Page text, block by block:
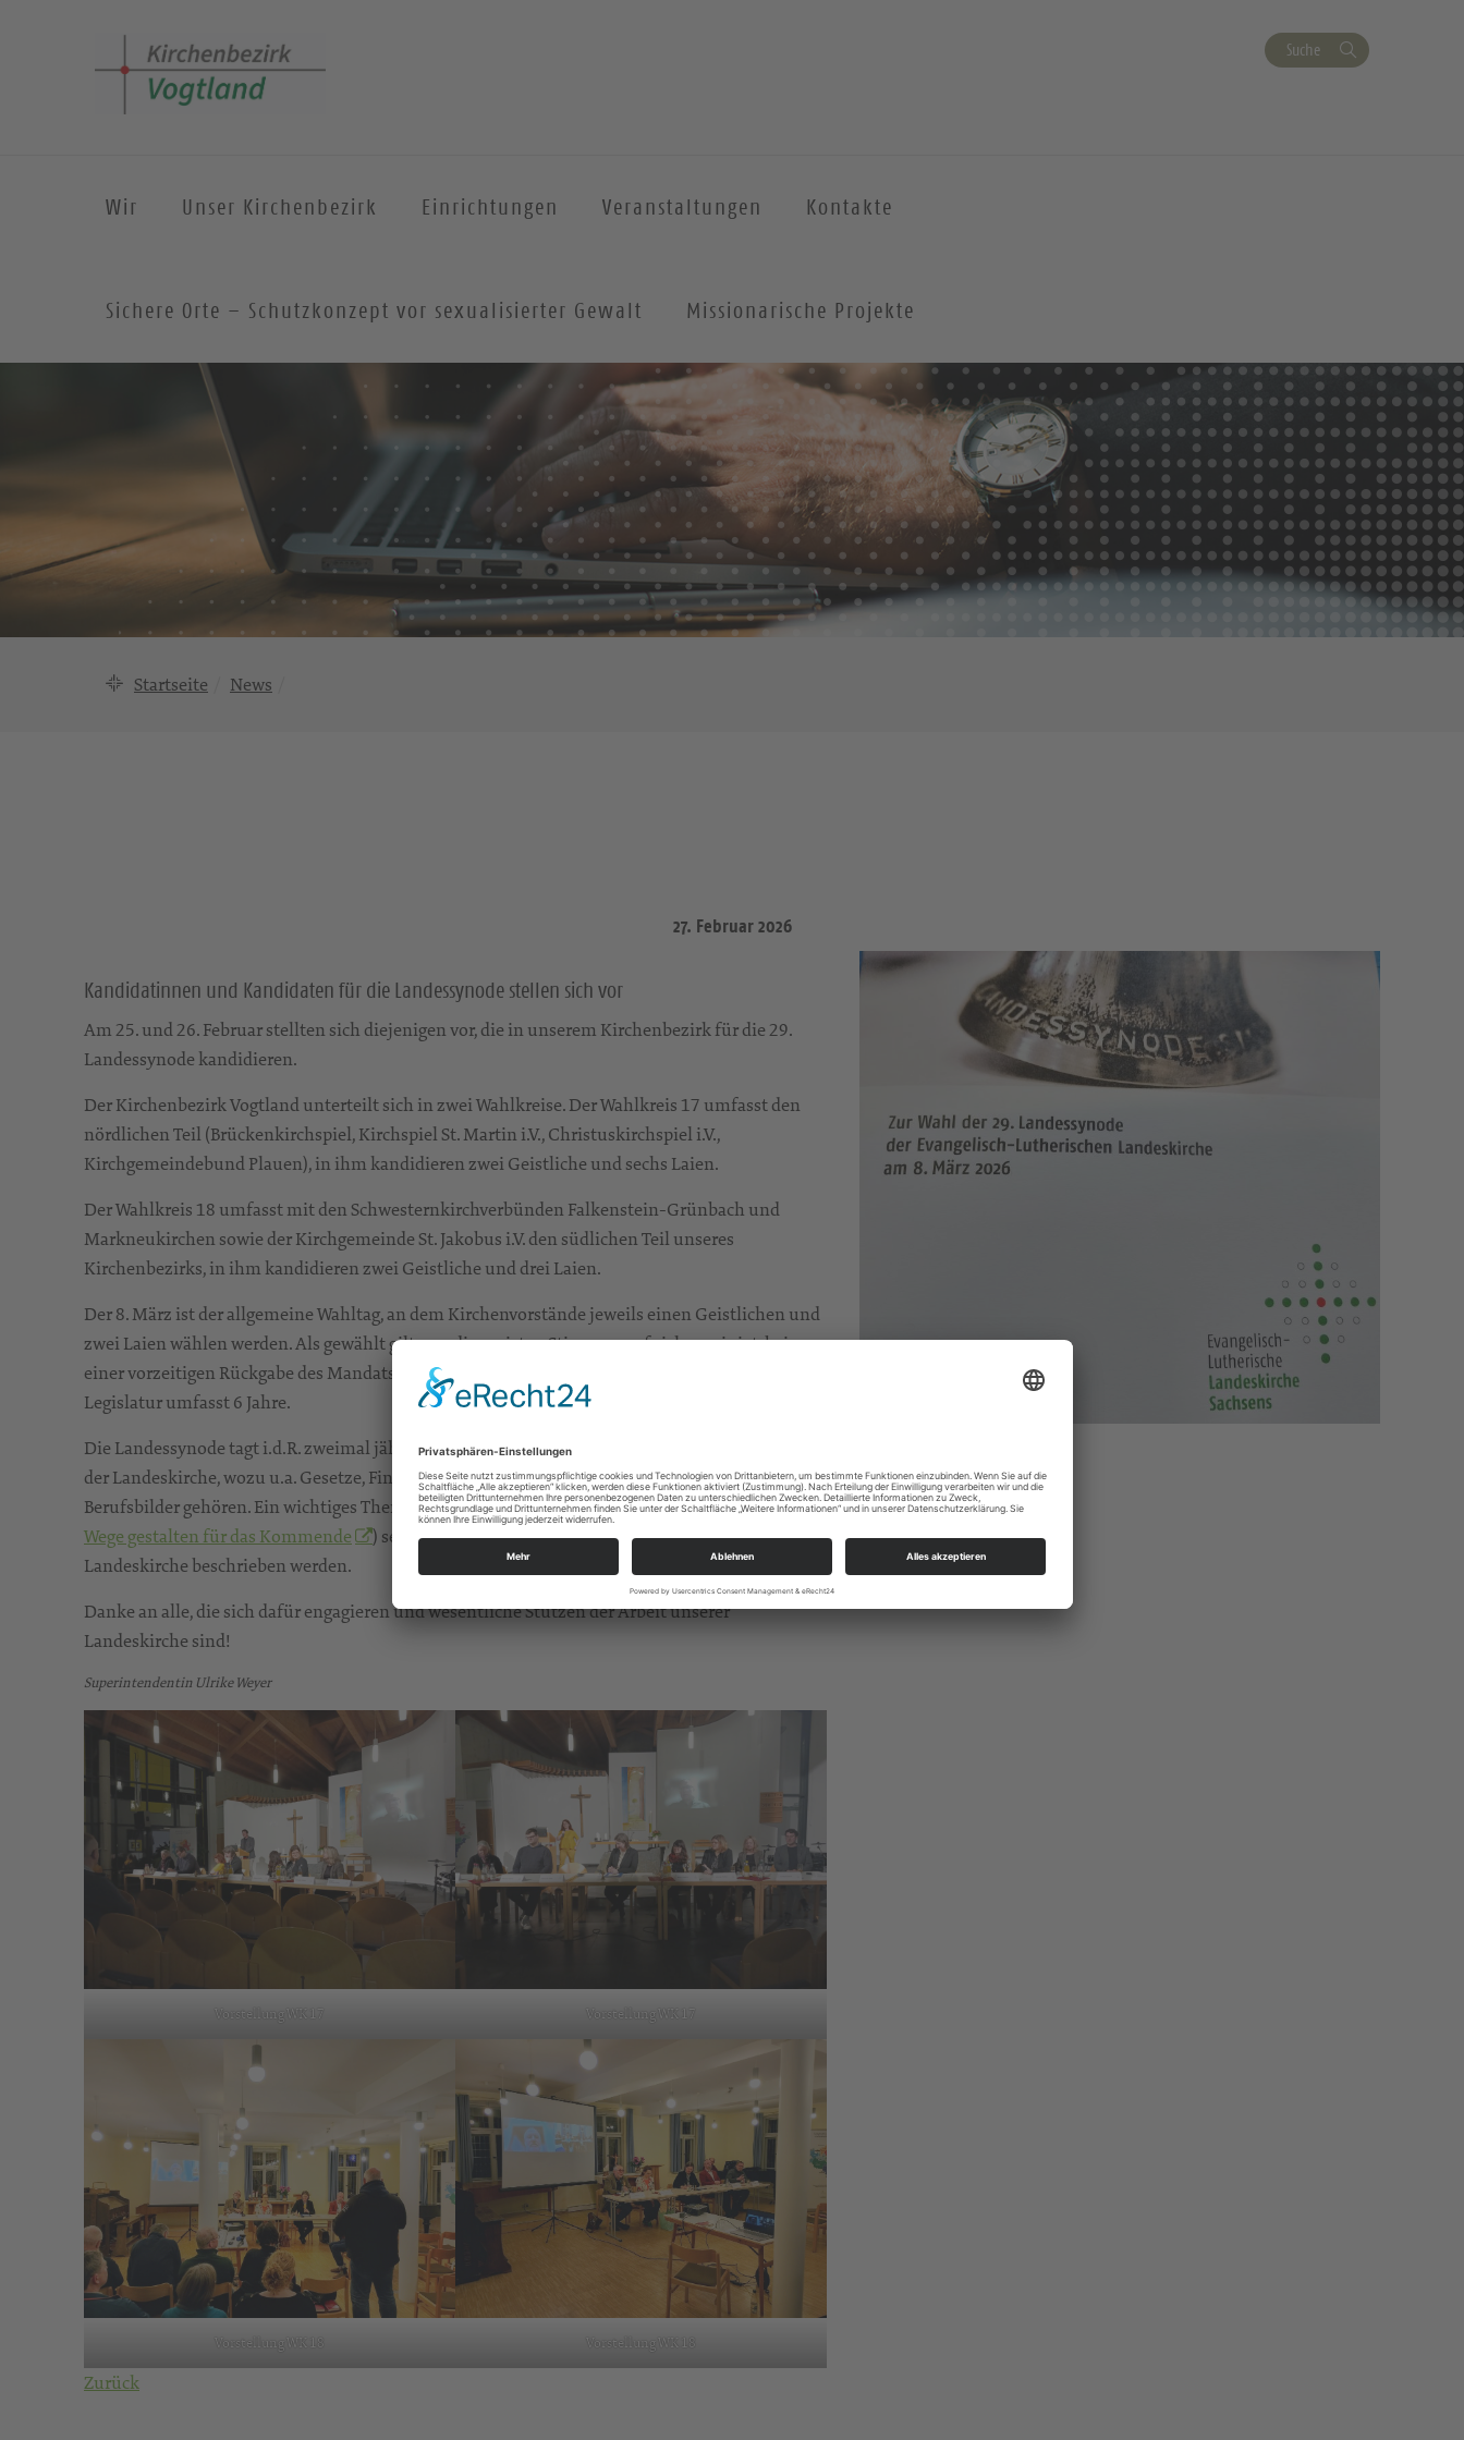
Suche
Wir Unser Kirchenbezirk Einrichtungen Veranstaltungen Kontakte
Sichere Orte – Schutzkonzept vor sexualisierter Gewalt Missionarische Projekte
Startseite News
27. Februar 2026
Kandidatinnen und Kandidaten für die Landessynode stellen sich vor
Am 25. und 26. Februar stellten sich diejenigen vor, die in unserem Kirchenbezirk für die 29.
Landessynode kandidieren.
Der Kirchenbezirk Vogtland unterteilt sich in zwei Wahlkreise. Der Wahlkreis 17 umfasst den
nördlichen Teil (Brückenkirchspiel, Kirchspiel St. Martin i.V., Christuskirchspiel i.V.,
Kirchgemeindebund Plauen), in ihm kandidieren zwei Geistliche und sechs Laien.
Der Wahlkreis 18 umfasst mit den Schwesternkirchverbünden Falkenstein-Grünbach und
Markneukirchen sowie der Kirchgemeinde St. Jakobus i.V. den südlichen Teil unseres
Kirchenbezirks, in ihm kandidieren zwei Geistliche und drei Laien.
Der 8. März ist der allgemeine Wahltag, an dem Kirchenvorstände jeweils einen Geistlichen und
zwei Laien wählen werden. Als gewählt gilt, wer die meisten Stimmen auf sich vereinigt, bei
einer vorzeitigen Rückgabe des Mandats rückt der nächste mit den meisten Stimmen nach. Die
Legislatur umfasst 6 Jahre.
Die Landessynode tagt i.d.R. zweimal jährlich und befasst sich mit den grundlegenden Themen
der Landeskirche, wozu u.a. Gesetze, Finanzen, Gemeindeentwicklung, Mission, Diakonie und
Berufsbilder gehören. Ein wichtiges Thema wird „Kirche im Wandel“ (EVLKS Kirche im Wandel –
Wege gestalten für das Kommende
) sein, in dem künftige Rahmenbedingungen unserer
Landeskirche beschrieben werden.
Danke an alle, die sich dafür engagieren und wesentliche Stützen der Arbeit unserer
Landeskirche sind!
Superintendentin Ulrike Weyer
Vorstellung WK 17 Vorstellung WK 17
Vorstellung WK 18 Vorstellung WK 18
Zurück